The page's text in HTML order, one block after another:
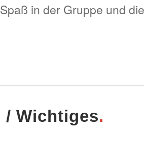
in der Gruppe und
/ Wichtiges.